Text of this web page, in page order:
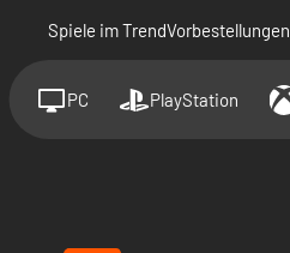
Spiele im TrendVorbestellungen
PC PlayStation